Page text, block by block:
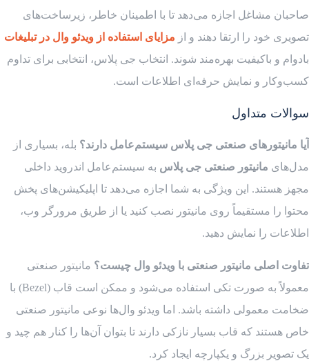
صاحبان مشاغل اجازه می‌دهد تا با اطمینان خاطر، زیرساخت‌های
تصویری خود را ارتقا دهند و از مزایای استفاده از ویدئو وال در تبلیغات
بادوام و باکیفیت بهره‌مند شوند. انتخاب جی پلاس، انتخابی برای تداوم
کسب‌وکار و نمایش حرفه‌ای اطلاعات است.
سوالات متداول
آیا مانیتورهای صنعتی جی پلاس سیستم‌عامل دارند؟ بله، بسیاری از
مدل‌های مانیتور صنعتی جی پلاس به سیستم‌عامل اندروید داخلی
مجهز هستند. این ویژگی به شما اجازه می‌دهد تا اپلیکیشن‌های پخش
محتوا را مستقیماً روی مانیتور نصب کنید یا از طریق مرورگر وب،
اطلاعات را نمایش دهید.
تفاوت اصلی مانیتور صنعتی با ویدئو وال چیست؟ مانیتور صنعتی
معمولاً به صورت تکی استفاده می‌شود و ممکن است قاب (Bezel) با
ضخامت معمولی داشته باشد. اما ویدئو وال‌ها نوعی مانیتور صنعتی
خاص هستند که قاب بسیار نازکی دارند تا بتوان آن‌ها را کنار هم چید و
یک تصویر بزرگ و یکپارچه ایجاد کرد.